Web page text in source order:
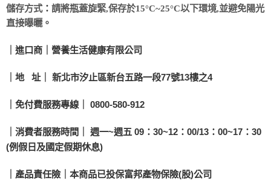
儲存方式： 請將瓶蓋旋緊,保存於15°C~25°C以下環境 並避免陽光
直接曝曬。
｜進口商｜營養生活健康有限公司
｜地 址｜ 新北市汐止區新台五路一段77號13樓之4
｜免付費服務專線｜ 0800-580-912
｜消費者服務時間｜ 週一~週五 09：30~12：00/13：00~17：30
(例假日及國定假期休息)
｜產品責任險｜本商品已投保富邦產物保險(股)公司